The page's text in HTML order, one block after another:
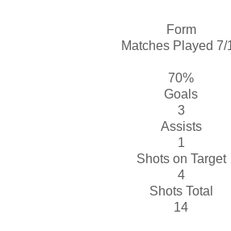
Form
Matches Played 7/
70%
Goals
3
Assists
1
Shots on Target
4
Shots Total
14